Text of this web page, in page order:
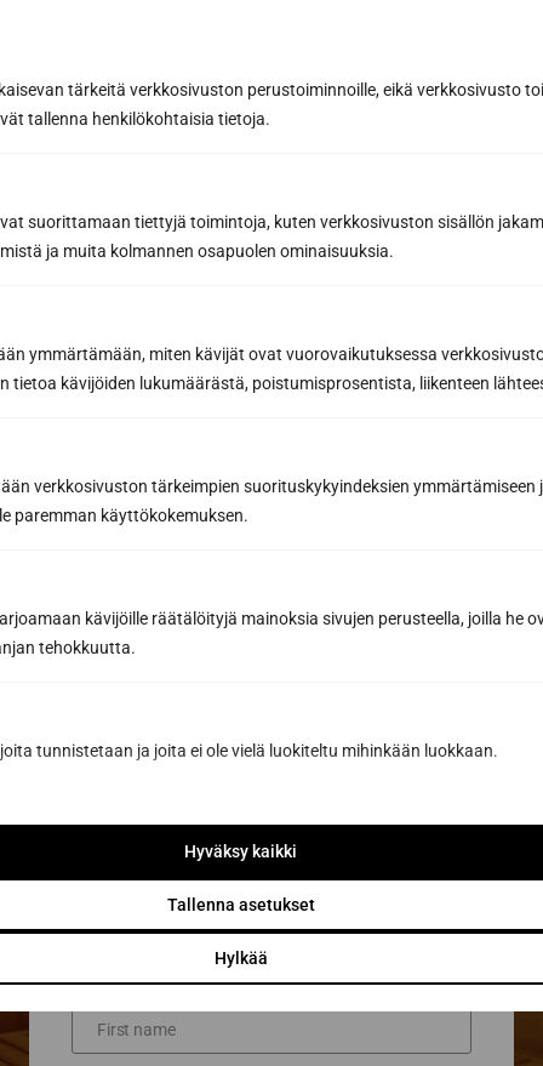
tärkeitä verkkosivuston perustoiminnoille, eikä verkkosivusto
tallenna henkilökohtaisia tietoja.
suorittamaan tiettyjä toimintoja, kuten verkkosivuston sisällön
ja muita kolmannen osapuolen ominaisuuksia.
ymmärtämään, miten kävijät ovat vuorovaikutuksessa
tietoa kävijöiden lukumäärästä, poistumisprosentista, liikenteen
verkkosivuston tärkeimpien suorituskykyindeksien ymmärtämiseen
paremman käyttökokemuksen.
kävijöille räätälöityjä mainoksia sivujen perusteella, joilla he
tehokkuutta.
tunnistetaan ja joita ei ole vielä luokiteltu mihinkään luokkaan.
Hylkää
Tallenna asetukset
Hyväksy kaikki
By subscribing, you agree to Sun Sauna Oy'sPrivacy Policy.
You can cancel your subscription at any time and you will not be
Contact a sauna
expert
We look forward to hearing about your sauna
contact details.
First name *